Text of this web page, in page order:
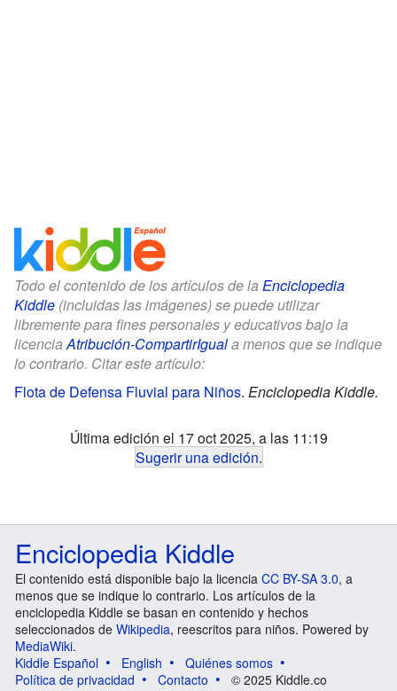
Todo el contenido de los artículos de la Enciclopedia
Kiddle (incluidas las imágenes) se puede utilizar
libremente para fines personales y educativos bajo la
licenciaAtribución-CompartirIguala menos que se indique
lo contrario. Citar este artículo:
Flota de Defensa Fluvial para Niños. Enciclopedia Kiddle.
Última edición el 17 oct 2025, a las 11:19
Sugerir una edición.
Enciclopedia Kiddle
El contenido está disponible bajo la licencia CC BY-SA 3.0, a
menos que se indique lo contrario. Los artículos de la
enciclopedia Kiddle se basan en contenido y hechos
seleccionados de Wikipedia, reescritos para niños. Powered by
MediaWiki.
Kiddle Español
English
Quiénes somos
Política de privacidad
Contacto © 2025 Kiddle.co